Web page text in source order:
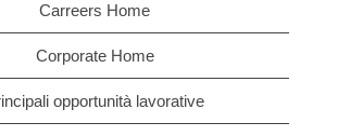
Carreers Home
Corporate Home
opportunità lavorative